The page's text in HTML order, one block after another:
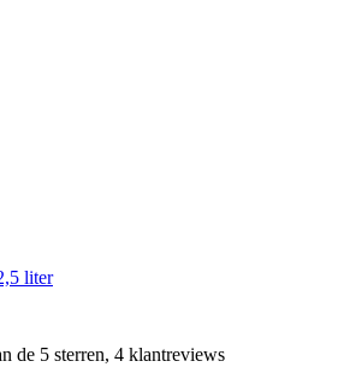
liter
de 5 sterren, 4 klantreviews